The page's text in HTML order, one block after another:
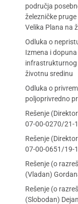
područja
železničke
Velika Plana na
Odluka o
Izmena i
infrastrukturnog
životnu sredinu
Odluka o
poljoprivredno
Rešenje
07-00-0270/21-
Rešenje
07-00-0651/19-
Rešenje (o
(Vladan)
Rešenje (o
(Slobodan)